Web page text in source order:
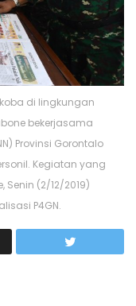
di lingkungan
bekerjasama
Provinsi Gorontalo
Kegiatan yang
Senin (2/12/2019)
P4GN.